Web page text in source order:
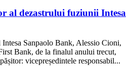
al dezastrului fuziunii Intesa
Sanpaolo Bank, Alessio Cioni,
Bank, de la finalul anului trecut,
vicepreședintele responsabil...